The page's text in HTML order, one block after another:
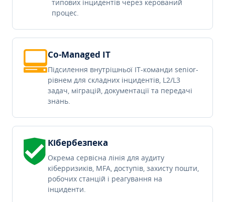
типових інцидентів через керований
процес.
Co-Managed IT
Підсилення внутрішньої IT-команди senior-
рівнем для складних інцидентів, L2/L3
задач, міграцій, документації та передачі
знань.
Кібербезпека
Окрема сервісна лінія для аудиту
кіберризиків, MFA, доступів, захисту пошти,
робочих станцій і реагування на
інциденти.